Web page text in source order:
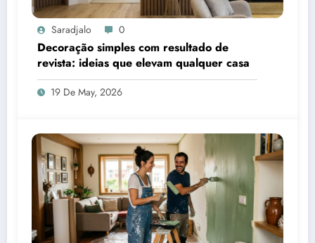
Saradjalo 0
Decoração simples com resultado de
revista: ideias que elevam qualquer casa
19 De May, 2026